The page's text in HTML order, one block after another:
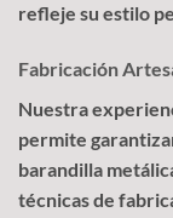
refleje su estilo
Fabricación
Nuestra
permite
barandilla
técnicas de